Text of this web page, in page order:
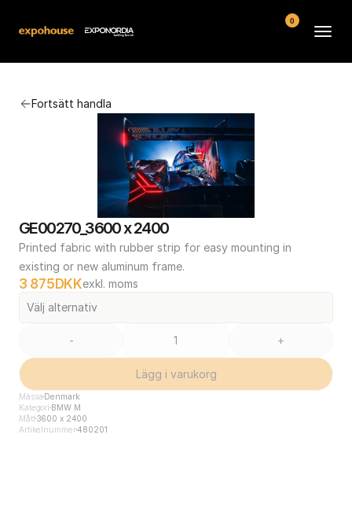
Fortsätt handla
GE00270_3600 x 2400
Printed fabric with rubber strip for easy mounting in
existing or new aluminum frame.
3 875 DKKexkl. moms
Välj alternativ
- +
Lägg i varukorg
Mässa Denmark
Kategori BMW M
Mått3600 x 2400
Artikelnummer480201
Kontakt
Köpvillkor
0